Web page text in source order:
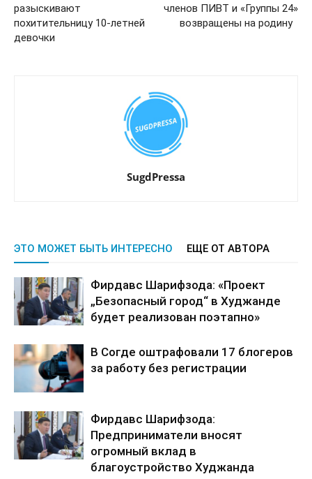
разыскивают
похитительницу 10-летней
девочки
членов ПИВТ и «Группы 24»
возвращены на родину
SugdPressa
ЭТО МОЖЕТ БЫТЬ ИНТЕРЕСНО ЕЩЕ ОТ АВТОРА
Фирдавс Шарифзода: «Проект
„Безопасный город“ в Худжанде
будет реализован поэтапно»
В Согде оштрафовали 17 блогеров
за работу без регистрации
Фирдавс Шарифзода:
Предприниматели вносят
огромный вклад в
благоустройство Худжанда